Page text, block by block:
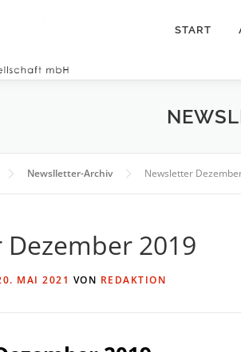
START
Newslletter-Archiv Newsletter
2019
MAI 2021 VON REDAKTION